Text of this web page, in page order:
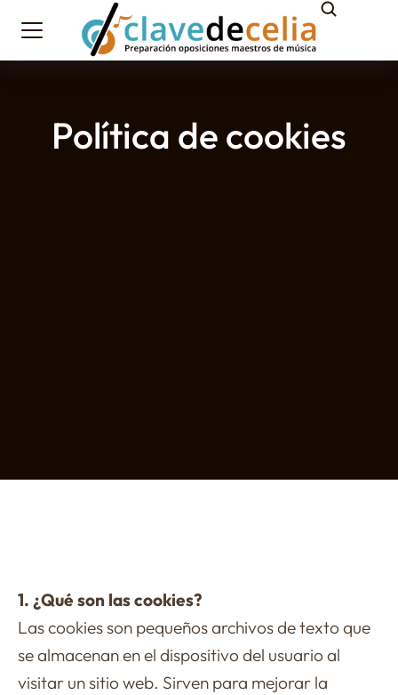
Política de cookies
1. ¿Qué son las cookies?
Las cookies son pequeños archivos de texto que
se almacenan en el dispositivo del usuario al
visitar un sitio web. Sirven para mejorar la